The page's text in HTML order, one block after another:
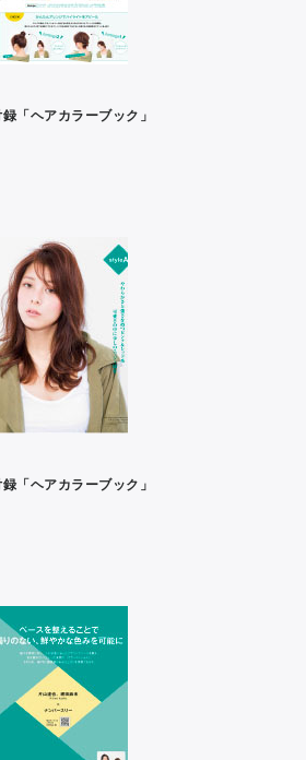
「ヘアカラーブック」
「ヘアカラーブック」